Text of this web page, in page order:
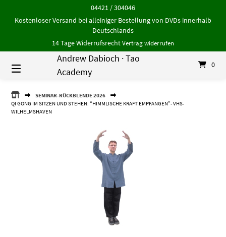
Inhalt
04421 / 304046
Kostenloser Versand bei alleiniger Bestellung von DVDs innerhalb
Deutschlands
14 Tage WiderrufsrechtVertrag widerrufen
Andrew Dabioch · Tao
Academy
0
ANDREW
DABIOCH
·
SEMINAR-RÜCKBLENDE 2026
QI GONG IM SITZEN UND STEHEN: “HIMMLISCHE KRAFT EMPFANGEN”- VHS-
WILHELMSHAVEN